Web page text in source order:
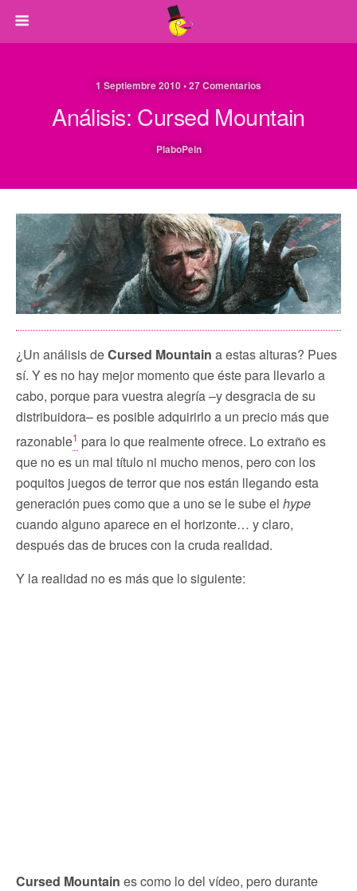
1 Septiembre 2010 • 27 Comentarios
Análisis: Cursed Mountain
PlaboPein
¿Un análisis deCursed Mountain a estas alturas? Pues
sí. Y es no hay mejor momento que éste para llevarlo a
cabo, porque para vuestra alegría –y desgracia de su
distribuidora– es posible adquirirlo a un precio más que
razonable1 para lo que realmente ofrece. Lo extraño es
que no es un mal título ni mucho menos, pero con los
poquitos juegos de terror que nos están llegando esta
generación pues como que a uno se le sube el hype
cuando alguno aparece en el horizonte… y claro,
después das de bruces con la cruda realidad.
Y la realidad no es más que lo siguiente:
Cursed Mountain es como lo del vídeo, pero durante